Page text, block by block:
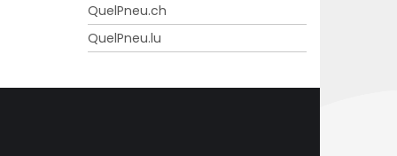
QuelPneu.ch
QuelPneu.lu